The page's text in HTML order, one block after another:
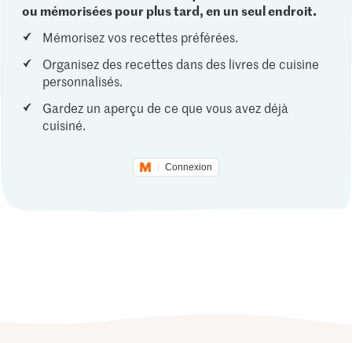
ou mémorisées pour plus tard, en un seul endroit.
Mémorisez vos recettes préférées.
Organisez des recettes dans des livres de cuisine
personnalisés.
Gardez un aperçu de ce que vous avez déjà
cuisiné.
Connexion